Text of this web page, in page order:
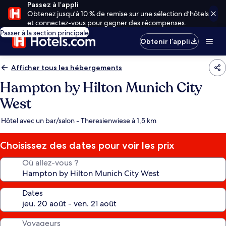
Passez à l’appli
Obtenez jusqu’à 10 % de remise sur une sélection d’hôtels
et connectez-vous pour gagner des récompenses.
Passer à la section principale
Obtenir l’appli
Afficher tous les hébergements
Hampton by Hilton Munich City
West
Hôtel avec un bar/salon - Theresienwiese à 1,5 km
Choisissez des dates pour voir les prix
Où allez-vous ?
Dates
Voyageurs